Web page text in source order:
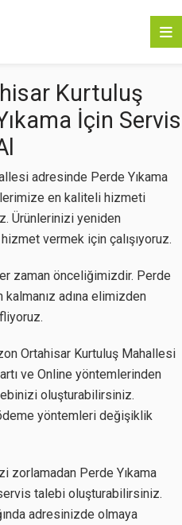
Kurtuluş
İçin Servis
adresinde Perde Yıkama
en kaliteli hizmeti
Ürünlerinizi yeniden
vermek için çalışıyoruz.
zaman önceliğimizdir. Perde
adına elimizden
Ortahisar Kurtuluş Mahallesi
ve Online yöntemlerinden
oluşturabilirsiniz.
yöntemleri değişiklik
zorlamadan Perde Yıkama
talebi oluşturabilirsiniz.
adresinizde olmaya